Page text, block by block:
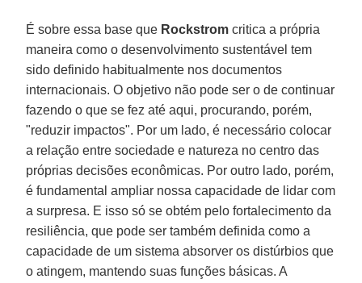
É sobre essa base que Rockstromcritica a própria
maneira como o desenvolvimento sustentável tem
sido definido habitualmente nos documentos
internacionais. O objetivo não pode ser o de continuar
fazendo o que se fez até aqui, procurando, porém,
"reduzir impactos". Por um lado, é necessário colocar
a relação entre sociedade e natureza no centro das
próprias decisões econômicas. Por outro lado, porém,
é fundamental ampliar nossa capacidade de lidar com
a surpresa. E isso só se obtém pelo fortalecimento da
resiliência, que pode ser também definida como a
capacidade de um sistema absorver os distúrbios que
o atingem, mantendo suas funções básicas. A